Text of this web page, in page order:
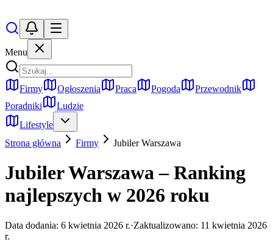
Menu
Firmy Ogłoszenia Praca Pogoda
Przewodnik
Poradniki
Ludzie
Lifestyle
Strona główna
Firmy Jubiler Warszawa
Jubiler Warszawa – Ranking
najlepszych w 2026 roku
Data dodania: 6 kwietnia 2026 r.·Zaktualizowano: 11 kwietnia 2026
r.